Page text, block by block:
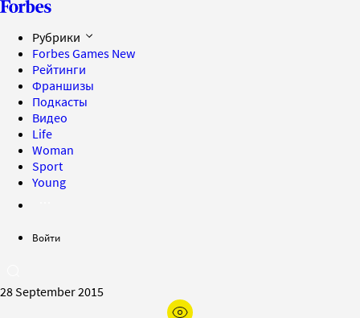
Рубрики
Forbes Games New
Рейтинги
Франшизы
Подкасты
Видео
Life
Woman
Sport
Young
Войти
28 September 2015